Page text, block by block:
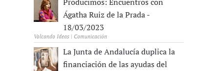
Ágatha Ruiz de la Prada -
18/03/2023
Volcando Ideas | Comunicación
La Junta de Andalucía duplica la
financiación de las ayudas del